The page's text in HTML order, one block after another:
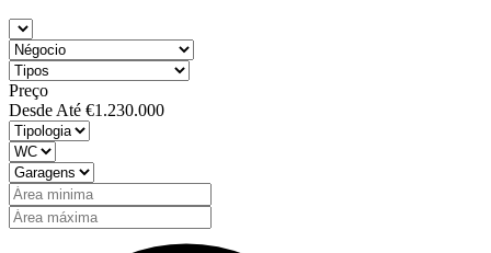
Preço
Desde Até €1.230.000